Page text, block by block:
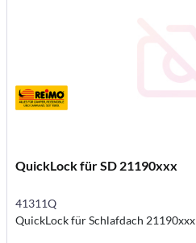
QuickLock für SD 21190xxx
41311Q
QuickLock für Schlafdach 21190xxx